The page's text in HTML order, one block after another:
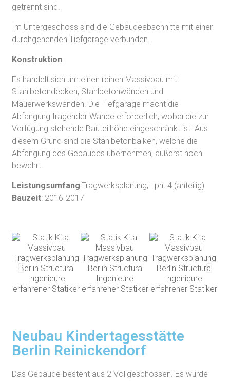
getrennt sind.
Im Untergeschoss sind die Gebäudeabschnitte mit einer
durchgehenden Tiefgarage verbunden.
Konstruktion
Es handelt sich um einen reinen Massivbau mit
Stahlbetondecken, Stahlbetonwänden und
Mauerwerkswänden. Die Tiefgarage macht die
Abfangung tragender Wände erforderlich, wobei die zur
Verfügung stehende Bauteilhöhe eingeschränkt ist. Aus
diesem Grund sind die Stahlbetonbalken, welche die
Abfangung des Gebäudes übernehmen, äußerst hoch
bewehrt.
Leistungsumfang:Tragwerksplanung, Lph. 4 (anteilig)
Bauzeit: 2016-2017
Neubau Kindertagesstätte
Berlin Reinickendorf
Das Gebäude besteht aus 2 Vollgeschossen. Es wurde